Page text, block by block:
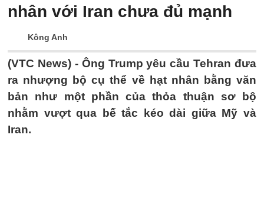
nhân với Iran chưa đủ mạnh
Kông Anh
(VTC News) - Ông Trump yêu cầu Tehran đưa
ra nhượng bộ cụ thể về hạt nhân bằng văn
bản như một phần của thỏa thuận sơ bộ
nhằm vượt qua bế tắc kéo dài giữa Mỹ và
Iran.